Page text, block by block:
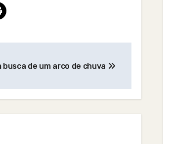
busca de um arco de chuva